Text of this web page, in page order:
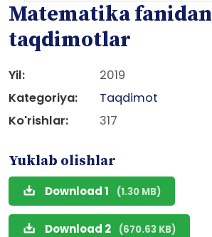
Matematika fanidan
taqdimotlar
Yil:
2019
Kategoriya:
Taqdimot
Ko'rishlar:
317
Yuklab olishlar
Download 1 (1.30 MB)
Download 2 (670.63 KB)